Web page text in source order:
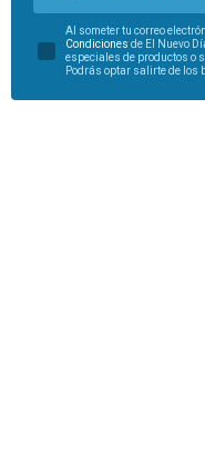
Al someter tu correo
Condiciones de El Nuevo
especiales de productos o
Podrás optar salirte de los